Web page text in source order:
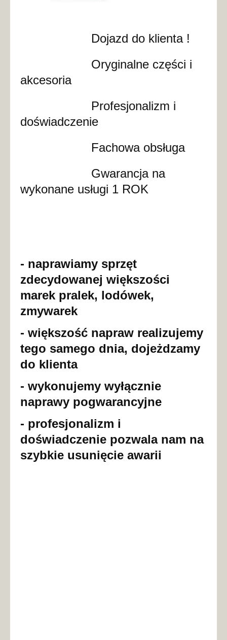
Dojazd do klienta !
Oryginalne części i
akcesoria
Profesjonalizm i
doświadczenie
Fachowa obsługa
Gwarancja na
wykonane usługi 1 ROK
- naprawiamy sprzęt
zdecydowanej większości
marek pralek, lodówek,
zmywarek
- większość napraw realizujemy
tego samego dnia, dojeżdzamy
do klienta
- wykonujemy wyłącznie
naprawy pogwarancyjne
- profesjonalizm i
doświadczenie pozwala nam na
szybkie usunięcie awarii